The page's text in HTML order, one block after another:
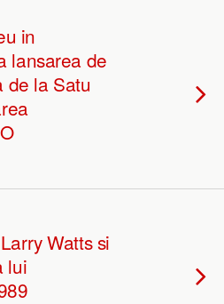
in
lansarea de
de la Satu
Watts si
lui